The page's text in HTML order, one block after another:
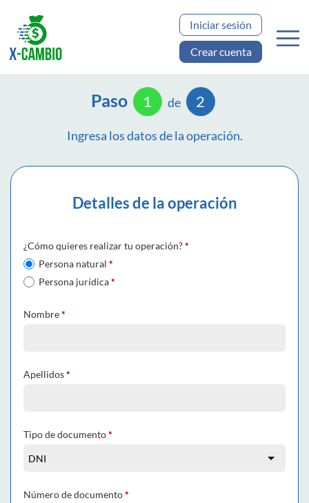
Iniciar sesión
Crear cuenta
Paso 1 de 2
Ingresa los datos de la operación.
Detalles de la operación
¿Cómo quieres realizar tu operación?*
Persona natural *
Persona jurídica*
Nombre*
Apellidos*
Tipo de documento*
Número de documento*